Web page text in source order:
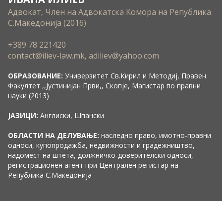
Адвокат, Член на Адвокатска Комора на Република
С.Македонија (2016)
+389 78 221420
contact@iliev-law.mk, adiliev@yahoo.com
ОБРАЗОВАНИЕ: Универзитет Св.Кирил и Методиј, Правен
Факултет ,,Јустинијан Први,, Скопје, Магистар по правни
науки (2013)
ЈАЗИЦИ: Англиски, Шпански
ОБЛАСТИ НА ДЕЛУВАЊЕ: наследно право, имотно-правни
односи, купопродажба, недвижности и градежништво,
надомест на штета, должничко-доверителски односи,
регистрационен агент при Централен регистар на
Република С.Македонија